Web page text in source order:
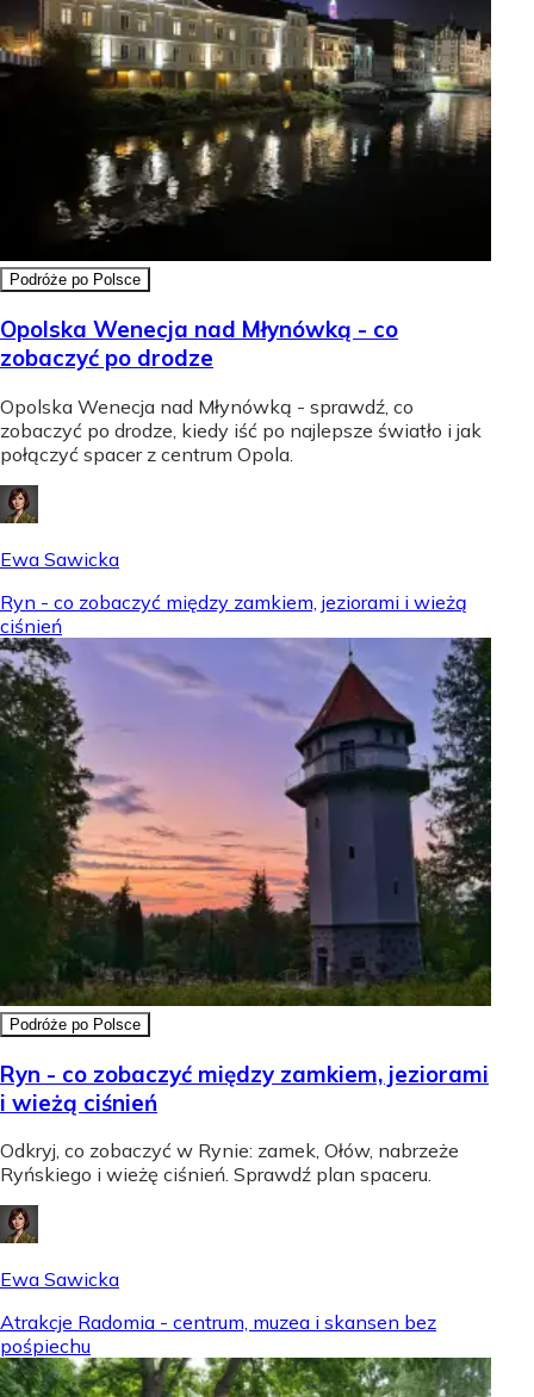
Podróże po Polsce
Opolska Wenecja nad Młynówką - co
zobaczyć po drodze
Opolska Wenecja nad Młynówką - sprawdź, co
zobaczyć po drodze, kiedy iść po najlepsze światło i jak
połączyć spacer z centrum Opola.
Ewa Sawicka
Ryn - co zobaczyć między zamkiem, jeziorami i wieżą
ciśnień
Podróże po Polsce
Ryn - co zobaczyć między zamkiem, jeziorami
i wieżą ciśnień
Odkryj, co zobaczyć w Rynie: zamek, Ołów, nabrzeże
Ryńskiego i wieżę ciśnień. Sprawdź plan spaceru.
Ewa Sawicka
Atrakcje Radomia - centrum, muzea i skansen bez
pośpiechu